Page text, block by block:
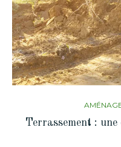
Terrassement :